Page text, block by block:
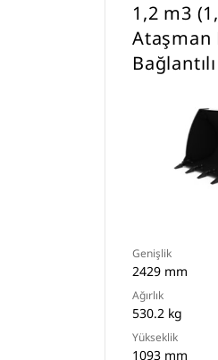
1,2 m3
Ataşman
Genişlik
2429 mm
Ağırlık
530.2 kg
Yükseklik
1093 mm